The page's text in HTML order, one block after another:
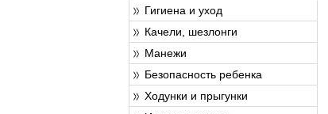
Гигиена и уход
Качели, шезлонги
Манежи
Безопасность ребенка
Ходунки и прыгунки